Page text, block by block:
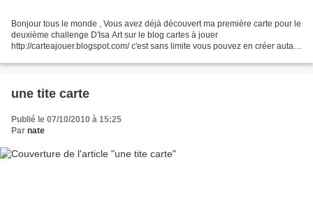
Bonjour tous le monde , Vous avez déjà découvert ma première carte pour le
deuxième challenge D'Isa Art sur le blog cartes à jouer
http://carteajouer.blogspot.com/ c'est sans limite vous pouvez en créer autant
une tite carte
Publié le 07/10/2010 à 15:25
Par nate